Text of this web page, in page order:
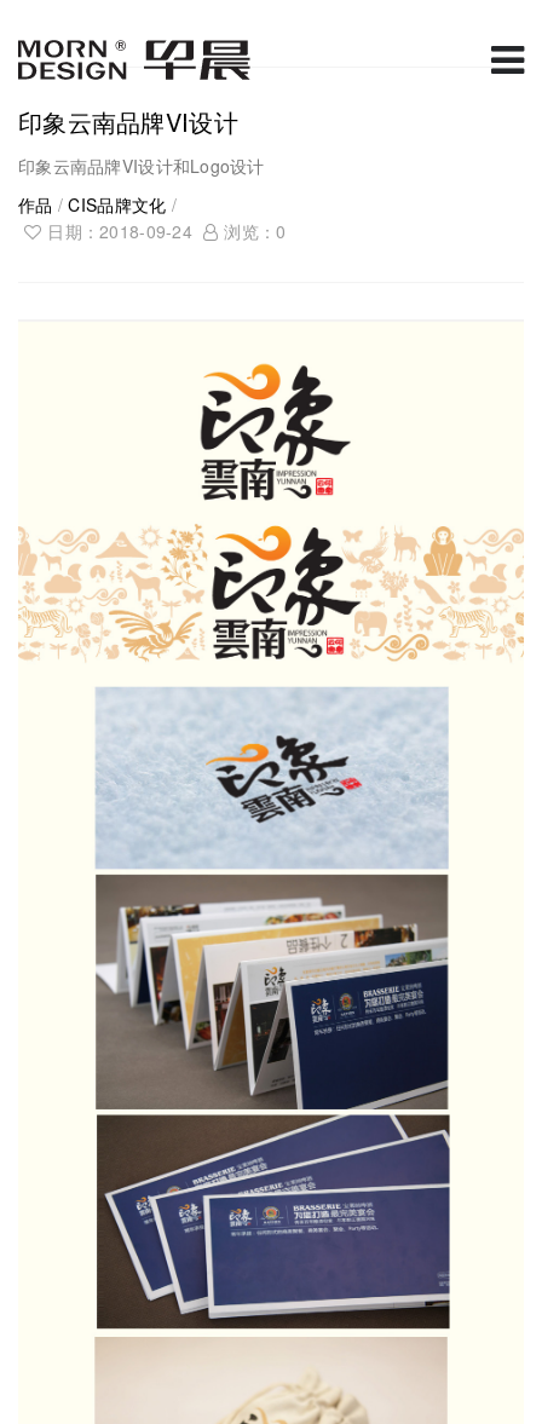
印象云南品牌VI设计
印象云南品牌VI设计和Logo设计
作品 /CIS品牌文化 /
日期：2018-09-24
浏览：0